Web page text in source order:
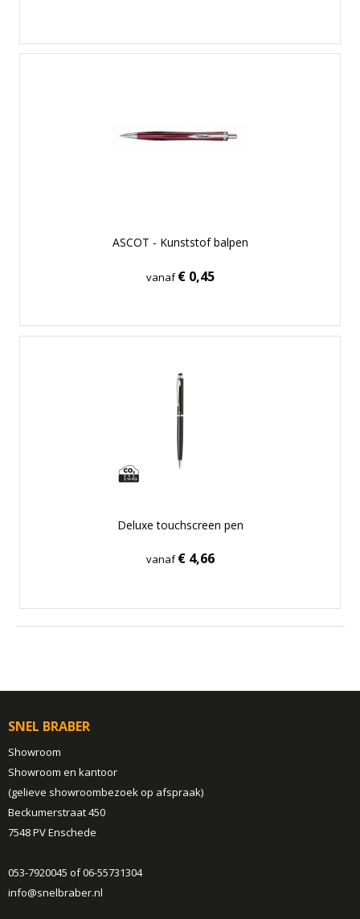
ASCOT - Kunststof balpen
vanaf€ 0,45
Deluxe touchscreen pen
vanaf€ 4,66
SNEL BRABER
Showroom
Showroom en kantoor
(gelieve showroombezoek op afspraak)
Beckumerstraat 450
7548 PV Enschede
053-7920045 of 06-55731304
info@snelbraber.nl